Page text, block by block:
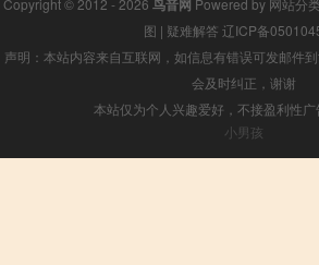
Copyright © 2012 - 2026 鸟音网 Powered by 网站分
图 | 疑难解答 辽ICP备
声明：本站内容来自互联网，如信息有错误可发邮件
会及时纠正，谢谢
本站仅为个人兴趣爱好，不接盈利性
小男孩